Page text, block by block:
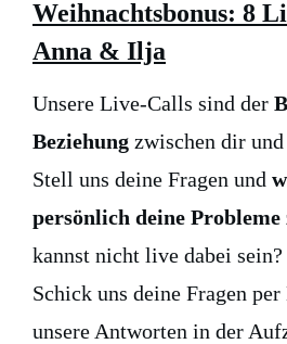
Weihnachtsbonus: 8
Anna & Ilja
Unsere Live-Calls sind der
Beziehung zwischen dir
Stell uns deine Fragen und
persönlich deine Probleme
kannst nicht live dabei
Schick uns deine Fragen
unsere Antworten in der